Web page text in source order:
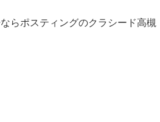
らポスティングのクラシード高槻